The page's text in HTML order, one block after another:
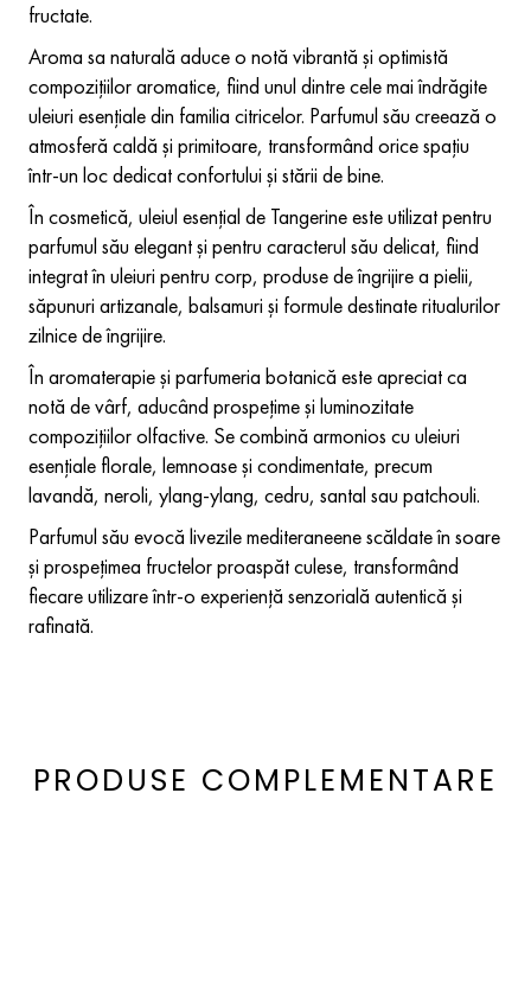
fructate.
Aroma sa naturală aduce o notă vibrantă și optimistă
compozițiilor aromatice, fiind unul dintre cele mai îndrăgite
uleiuri esențiale din familia citricelor. Parfumul său creează o
atmosferă caldă și primitoare, transformând orice spațiu
într-un loc dedicat confortului și stării de bine.
În cosmetică, uleiul esențial de Tangerine este utilizat pentru
parfumul său elegant și pentru caracterul său delicat, fiind
integrat în uleiuri pentru corp, produse de îngrijire a pielii,
săpunuri artizanale, balsamuri și formule destinate ritualurilor
zilnice de îngrijire.
În aromaterapie și parfumeria botanică este apreciat ca
notă de vârf, aducând prospețime și luminozitate
compozițiilor olfactive. Se combină armonios cu uleiuri
esențiale florale, lemnoase și condimentate, precum
lavandă, neroli, ylang-ylang, cedru, santal sau patchouli.
Parfumul său evocă livezile mediteraneene scăldate în soare
și prospețimea fructelor proaspăt culese, transformând
fiecare utilizare într-o experiență senzorială autentică și
rafinată.
PRODUSE COMPLEMENTARE